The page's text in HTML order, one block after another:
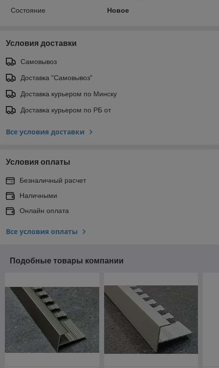
Состояние
Новое
Условия доставки
Самовывоз
Доставка "Самовывоз"
Доставка курьером по Минску
Доставка курьером по РБ от
Все условия доставки
Условия оплаты
Безналичный расчет
Наличными
Онлайн оплата
Все условия оплаты
Подобные товары компании